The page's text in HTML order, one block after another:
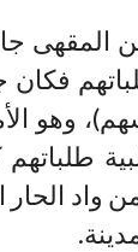
جاء
فكان
وهو
من واد